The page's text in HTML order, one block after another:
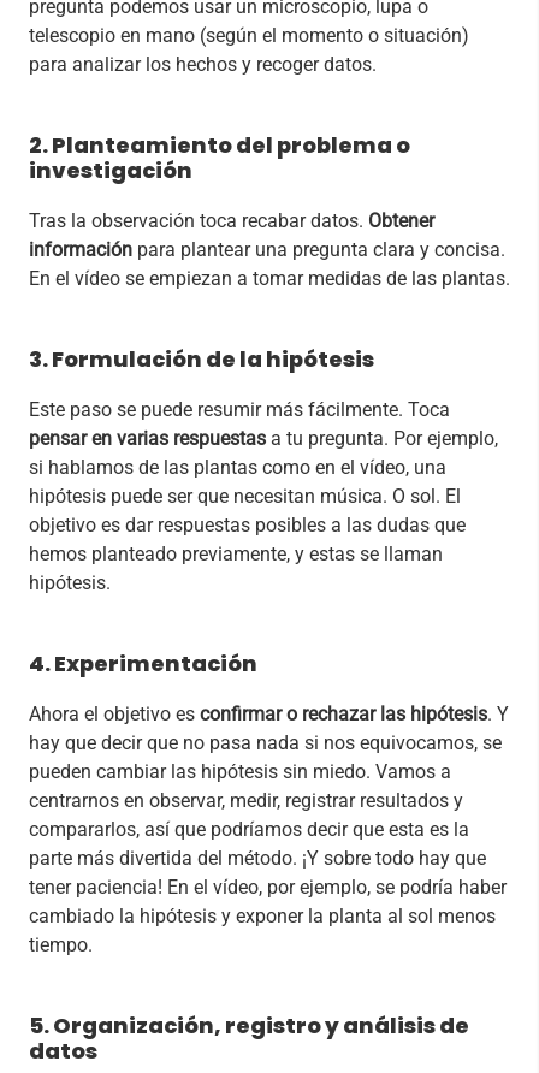
pregunta podemos usar un microscopio, lupa o
telescopio en mano (según el momento o situación)
para analizar los hechos y recoger datos.
2. Planteamiento del problema o
investigación
Tras la observación toca recabar datos. Obtener
información para plantear una pregunta clara y concisa.
En el vídeo se empiezan a tomar medidas de las plantas.
3. Formulación de la hipótesis
Este paso se puede resumir más fácilmente. Toca
pensar en varias respuestas a tu pregunta. Por ejemplo,
si hablamos de las plantas como en el vídeo, una
hipótesis puede ser que necesitan música. O sol. El
objetivo es dar respuestas posibles a las dudas que
hemos planteado previamente, y estas se llaman
hipótesis.
4. Experimentación
Ahora el objetivo es confirmar o rechazar las hipótesis. Y
hay que decir que no pasa nada si nos equivocamos, se
pueden cambiar las hipótesis sin miedo. Vamos a
centrarnos en observar, medir, registrar resultados y
compararlos, así que podríamos decir que esta es la
parte más divertida del método. ¡Y sobre todo hay que
tener paciencia! En el vídeo, por ejemplo, se podría haber
cambiado la hipótesis y exponer la planta al sol menos
tiempo.
5. Organización, registro y análisis de
datos